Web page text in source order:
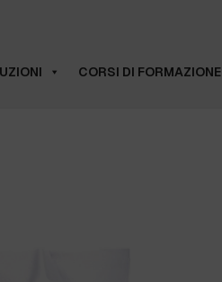
CORSI DI FORMAZIONE